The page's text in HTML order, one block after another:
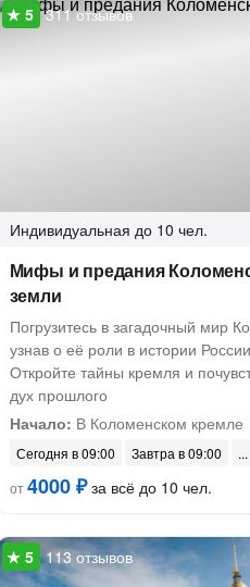
311 отзывов
Индивидуальная до 10 чел.
Мифы и предания
земли
Погрузитесь в загадочный мир
узнав о её роли в истории
Откройте тайны кремля и
дух прошлого
Начало: В Коломенском кремле
Сегодня в 09:00
Завтра в 09:00
от4000 ₽за всё до 10 чел.
113 отзывов